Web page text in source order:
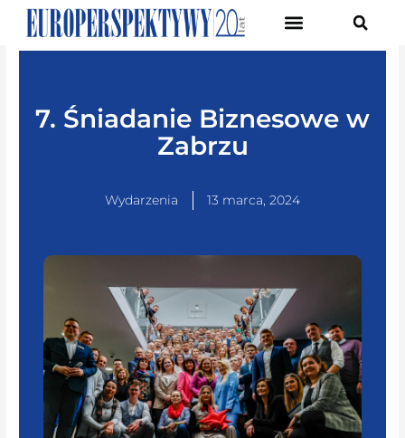
7. Śniadanie Biznesowe w
Zabrzu
Wydarzenia 13 marca, 2024